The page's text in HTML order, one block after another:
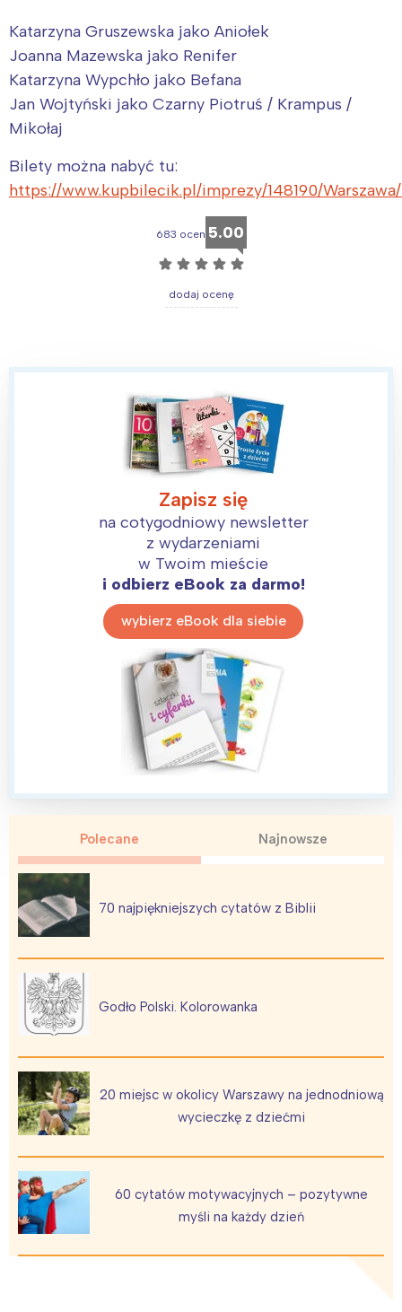
Katarzyna Gruszewska jako Aniołek
Joanna Mazewska jako Renifer
Katarzyna Wypchło jako Befana
Jan Wojtyński jako Czarny Piotruś / Krampus /
Mikołaj
Bilety można nabyć tu:
https://www.kupbilecik.pl/imprezy/148190/
683 ocen 5.00
☆ ☆ ☆ ☆ ☆
dodaj ocenę
Zapisz się
na cotygodniowy newsletter
z wydarzeniami
w Twoim mieście
i odbierz eBook za darmo!
wybierz eBook dla siebie
Polecane Najnowsze
70 najpiękniejszych cytatów z Biblii
Godło Polski. Kolorowanka
20 miejsc w okolicy Warszawy na jednodniową
wycieczkę z dziećmi
60 cytatów motywacyjnych – pozytywne
myśli na każdy dzień
Warszawa
Łódź
Trójmiasto
Poznań
Śląsk
Kraków
Południe
Północ
Wybieram